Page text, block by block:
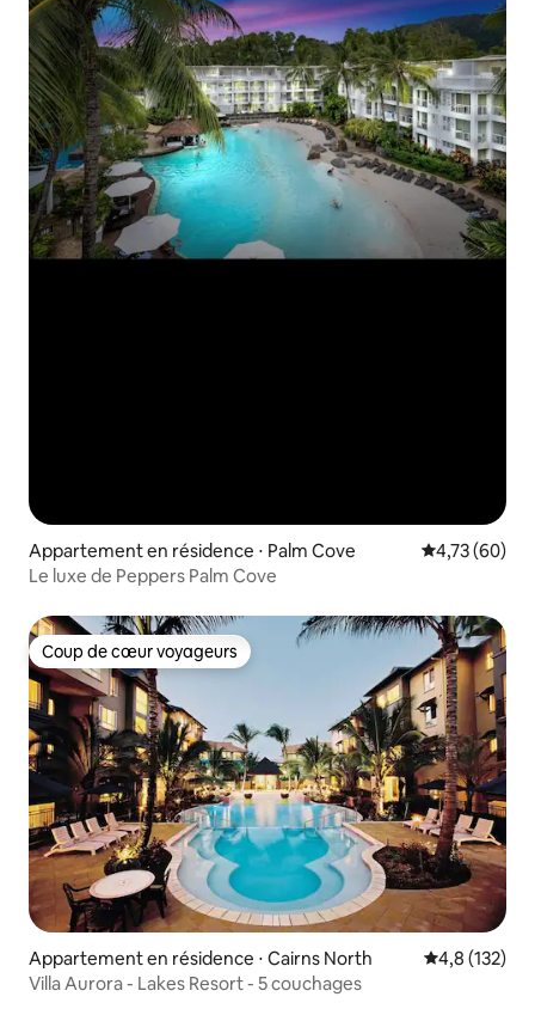
Appartement en résidence ⋅ Palm Cove Évaluation
4,73 (60)
Le luxe de Peppers Palm Cove
Coup de cœur voyageurs
Coup de cœur voyageurs
Appartement en résidence ⋅ Cairns North Évaluation
4,8 (132)
Villa Aurora - Lakes Resort - 5 couchages